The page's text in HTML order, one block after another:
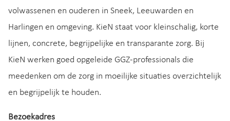
volwassenen en ouderen in Sneek, Leeuwarden en
Harlingen en omgeving. KieN staat voor kleinschalig, korte
lijnen, concrete, begrijpelijke en transparante zorg. Bij
KieN werken goed opgeleide GGZ-professionals die
meedenken om de zorg in moeilijke situaties overzichtelijk
en begrijpelijk te houden.
Bezoekadres